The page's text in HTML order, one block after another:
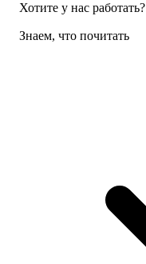
Хотите у нас работать?
Знаем, что почитать